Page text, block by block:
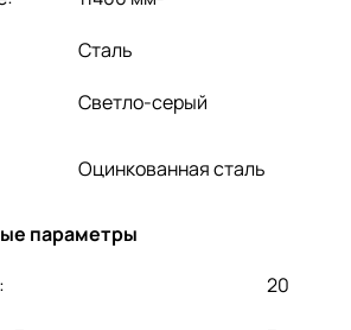
Сталь
Светло-серый
Оцинкованная сталь
параметры
20